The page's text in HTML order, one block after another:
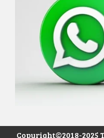
Copyright©2018-2025